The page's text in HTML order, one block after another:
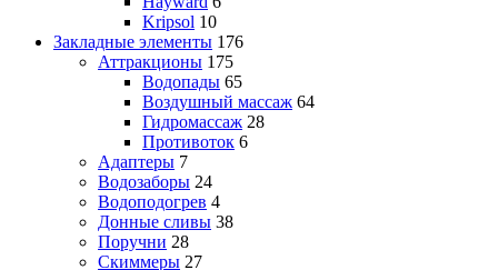
Kripsol 10
Закладные элементы 176
Аттракционы 175
Водопады 65
Воздушный массаж 64
Гидромассаж 28
Противоток 6
Адаптеры 7
Водозаборы 24
Водоподогрев 4
Донные сливы 38
Поручни 28
Скиммеры 27